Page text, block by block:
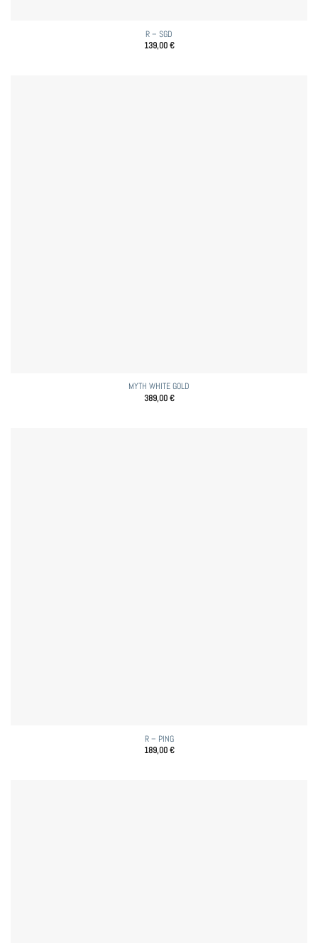
R – SGD
139,00€
MYTH WHITE GOLD
389,00€
R – PING
189,00€